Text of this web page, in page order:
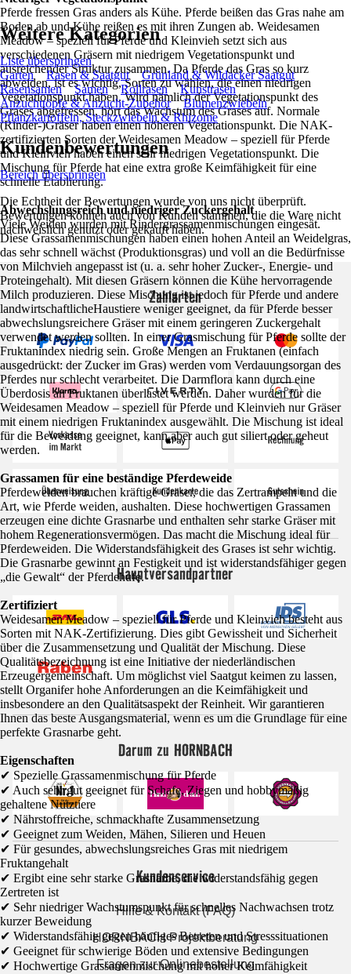
Pferde fressen Gras anders als Kühe. Pferde beißen das Gras nahe am
Boden ab und Kühe reißen es mit ihren Zungen ab. Weidesamen
Meadow – speziell für Pferde und Kleinvieh setzt sich aus
verschiedenen Gräsern mit niedrigem Vegetationspunkt und
ausreichender Struktur zusammen. Da Pferde das Gras so kurz
abweiden, ist es wichtig, Sorten zu wählen, die einen niedrigen
Vegetationspunkt haben. Wird nämlich der Vegetationspunkt des
Grases abgefressen, hört das Wachstum des Grases auf. Normale
(Rinder-)Gräser haben einen höheren Vegetationspunkt. Die NAK-
zertifizierten Sorten der Weidesamen Meadow – speziell für Pferde
und Kleinvieh haben einen sehr niedrigen Vegetationspunkt. Die
Mischung für Pferde hat eine extra große Keimfähigkeit für eine
schnelle Etablierung.
Abwechslungsreich und niedriger Zuckergehalt
Viele Weiden wurden mit Rindergrassamenmischungen eingesät.
Diese Grassamenmischungen haben einen hohen Anteil an Weidelgras,
das sehr schnell wächst (Produktionsgras) und voll an die Bedürfnisse
von Milchvieh angepasst ist (u. a. sehr hoher Zucker-, Energie- und
Proteingehalt). Mit diesen Gräsern können die Kühe hervorragende
Milch produzieren. Diese Mischung ist jedoch für Pferde und andere
landwirtschaftlicheHaustiere weniger geeignet, da für Pferde besser
abwechslungsreichere Gräser mit einem geringeren Zuckergehalt
verwendet werden sollten. In einer Grasmischung für Pferde sollte der
Fruktanindex niedrig sein. Große Mengen an Fruktanen (einfach
ausgedrückt: der Zucker im Gras) werden vom Verdauungsorgan des
Pferdes nur schlecht verarbeitet. Die Darmflora kann durch eine
Überdosis an Fruktanen überlastet werden. Daher wurden für die
Weidesamen Meadow – speziell für Pferde und Kleinvieh nur Gräser
mit einem niedrigen Fruktanindex ausgewählt. Die Mischung ist ideal
für die Beweidung geeignet, kann aber auch gut siliert oder geheut
werden.
Grassamen für eine beständige Pferdeweide
Pferdeweiden brauchen kräftige Gräser, die das Zertrampeln und die
Art, wie Pferde weiden, aushalten. Diese hochwertigen Grassamen
erzeugen eine dichte Grasnarbe und enthalten sehr starke Gräser mit
hohem Regenerationsvermögen. Das macht die Mischung ideal für
Pferdeweiden. Die Widerstandsfähigkeit des Grases ist sehr wichtig.
Die Grasnarbe gewinnt an Festigkeit und ist widerstandsfähiger gegen
„die Gewalt“ der Pferdehufe.
Zertifiziert
Weidesamen Meadow – speziell für Pferde und Kleinvieh besteht aus
Sorten mit NAK-Zertifizierung. Dies gibt Gewissheit und Sicherheit
über die Zusammensetzung und Qualität der Mischung. Diese
Qualitätsbezeichnung ist eine Initiative der niederländischen
Erzeugergemeinschaft. Um möglichst viel Saatgut keimen zu lassen,
stellt Organifer hohe Anforderungen an die Keimfähigkeit und
insbesondere an den Qualitätsaspekt der Reinheit. Wir garantieren
Ihnen das beste Ausgangsmaterial, wenn es um die Grundlage für eine
perfekte Grasnarbe geht.
Eigenschaften
✔ Spezielle Grassamenmischung für Pferde
✔ Auch sehr gut geeignet für Schafe, Ziegen und hobbymäßig
gehaltene Nutztiere
✔ Nährstoffreiche, schmackhafte Zusammensetzung
✔ Geeignet zum Weiden, Mähen, Silieren und Heuen
✔ Für gesundes, abwechslungsreiches Gras mit niedrigem
Fruktangehalt
✔ Ergibt eine sehr starke Grasnarbe, die widerstandsfähig gegen
Zertreten ist
✔ Sehr niedriger Wachstumspunkt für schnelles Nachwachsen trotz
kurzer Beweidung
✔ Widerstandsfähig gegen häufiges Betreten und Stresssituationen
✔ Geeignet für schwierige Böden und extensive Bedingungen
✔ Hochwertige Grassamenmischung mit hoher Keimfähigkeit
Weitere Kategorien
Liste überspringen
Garten
Rasen & Saatgut
Grünland & Wildacker Saatgut
Rasensamen
Samen Rollrasen
Kunstrasen
Anzuchttöpfe & Anzucht-Zubehör
Blumenzwiebeln
Pflanzkartoffeln, Steckzwiebeln & Rhizome
Kundenbewertungen
Bereich überspringen
Die Echtheit der Bewertungen wurde von uns nicht überprüft.
Bewertungen können auch von Kunden stammen, die die Ware nicht
nachweislich genutzt oder gekauft haben.
Zahlarten
Hauptversandpartner
Darum zu HORNBACH
Kundenservice
Hilfe & Kontakt (FAQ)
HORNBACH Projektberatung
Fragen zur Onlinebestellung